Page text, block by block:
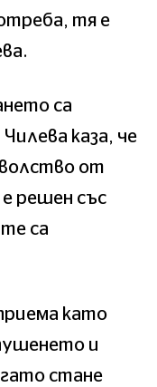
тя е
са
каза, че
от
решен със
са
като
и
стане